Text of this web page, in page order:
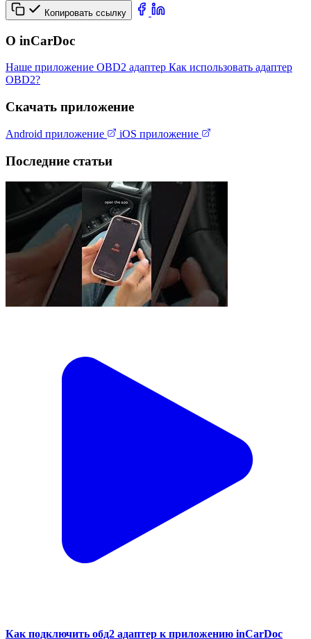
Копировать ссылку
О inCarDoc
Наше приложение OBD2 адаптер Как использовать адаптер
OBD2?
Скачать приложение
Android приложение iOS приложение
Последние статьи
Как подключить обд2 адаптер к приложению inCarDoc